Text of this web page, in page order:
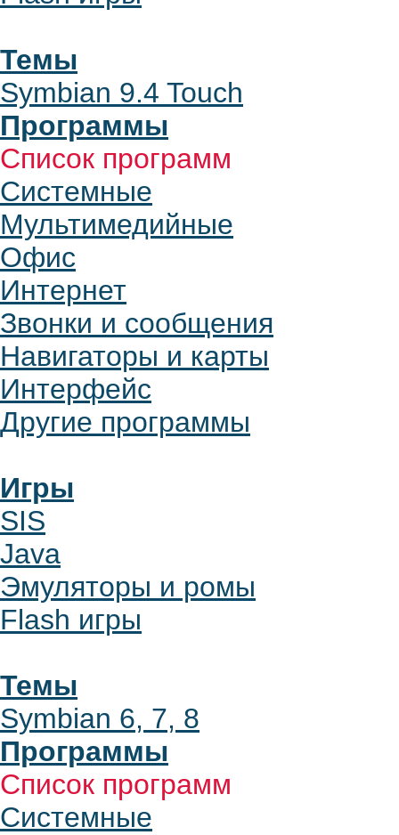
Темы
Symbian 9.4 Touch
Программы
Список программ
Системные
Мультимедийные
Офис
Интернет
Звонки и сообщения
Навигаторы и карты
Интерфейс
Другие программы
Игры
SIS
Java
Эмуляторы и ромы
Flash игры
Темы
Symbian 6, 7, 8
Программы
Список программ
Системные